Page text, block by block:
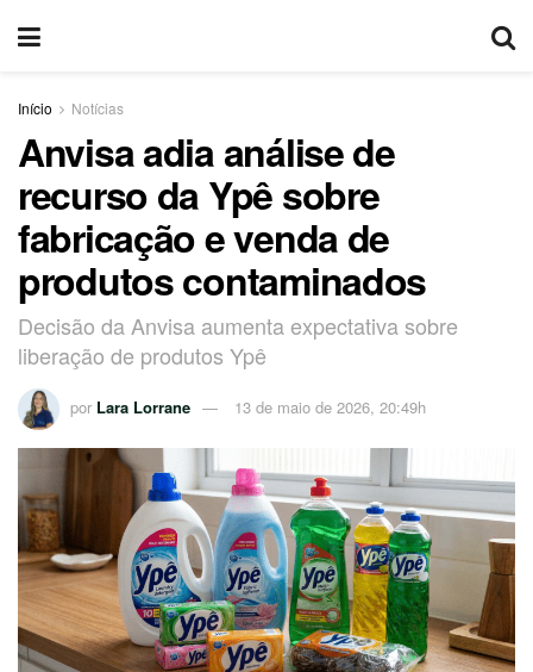
Início Notícias
Anvisa adia análise de
recurso da Ypê sobre
fabricação e venda de
produtos contaminados
Decisão da Anvisa aumenta expectativa sobre
liberação de produtos Ypê
por Lara Lorrane 13 de maio de 2026, 20:49h